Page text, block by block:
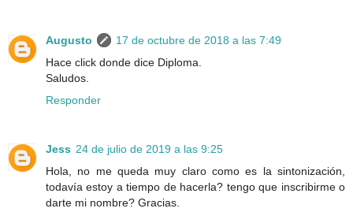
Augusto
17 de octubre de 2018 a las 7:49
Hace click donde dice Diploma.
Saludos.
Responder
Jess 24 de julio de 2019 a las 9:25
Hola, no me queda muy claro como es la sintonización,
todavía estoy a tiempo de hacerla? tengo que inscribirme o
darte mi nombre? Gracias.